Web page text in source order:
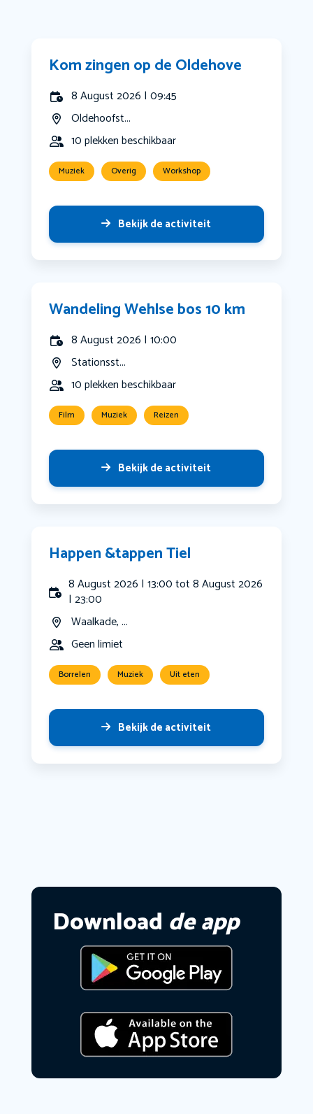
Kom zingen op de Oldehove
8 August 2026 | 09:45
Oldehoofst...
10 plekken beschikbaar
Muziek Overig Workshop
Bekijk de activiteit
Wandeling Wehlse bos 10 km
8 August 2026 | 10:00
Stationsst...
10 plekken beschikbaar
Film Muziek Reizen
Bekijk de activiteit
Happen &tappen Tiel
8 August 2026 | 13:00 tot 8 August 2026
| 23:00
Waalkade, ...
Geen limiet
Borrelen Muziek Uit eten
Bekijk de activiteit
Download de app